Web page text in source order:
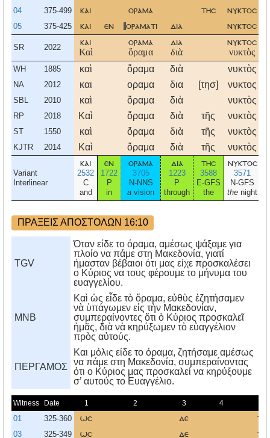
04 375-499 και οραμα τησ νυκτοσ
05 375-425 και εν οραματι δια νυκτοσ
SR 2022
και
Καὶ
οραμα
ὅραμα
δια
διὰ
νυκτοσ
νυκτὸς
WH 1885 καὶ ὅραμα διὰ νυκτὸς
NA 2012 και οραμα δια [τησ] νυκτος
SBL 2010 καὶ ὅραμα διὰ νυκτὸς
RP 2018 Καὶ ὅραμα διὰ τῆς νυκτὸς
ST 1550 καὶ ὅραμα διὰ τῆς νυκτὸς
KJTR 2014 Καὶ ὅραμα διὰ τῆς νυκτὸς
Variant
Interlinear
και
2532
C
and
εν
1722
P
in
οραμα
3705
N-NNS
a vision
δια
1223
P
through
τησ
3588
E-GFS
the
νυκτοσ
3571
N-GFS
the night
ΠΡΑΞΕΙΣ ΑΠΟΣΤΟΛΩΝ 16:10
TGV
Όταν είδε το όραμα, αμέσως ψάξαμε για
πλοίο να πάμε στη Μακεδονία, γιατί
ήμασταν βέβαιοι ότι μας είχε προσκαλέσει
ο Κύριος να τους φέρουμε το μήνυμα του
ευαγγελίου.
MNB
Καὶ ὡς εἶδε τὸ ὄραμα, εὐθὺς ἐζητήσαμεν
νὰ ὑπάγωμεν εἰς τὴν Μακεδονίαν,
συμπεραίνοντες ὅτι ὁ Κύριος προσκαλεῖ
ἡμᾶς, διὰ νὰ κηρύξωμεν τὸ εὐαγγέλιον
πρὸς αὐτούς.
ΠΕΡΓΑΜΟΣ
Kαι μόλις είδε το όραμα, ζητήσαμε αμέσως
να πάμε στη Mακεδονία, συμπεραίνοντας
ότι ο Kύριος μας προσκαλεί να κηρύξουμε
σ’ αυτούς το Eυαγγέλιο.
Witness Date 1 2 3 4
01 325-360 ωσ δε το
03 325-349 ωσ δε το